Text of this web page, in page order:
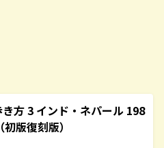
方 3 インド・ネパール 198
版復刻版）